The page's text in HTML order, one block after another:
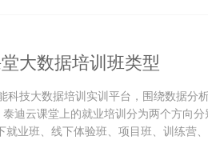
大数据培训班类型
技大数据培训实训平台，围绕数据分
迪云课堂上的就业培训分为两个方向
就业班、线下体验班、项目班、训练